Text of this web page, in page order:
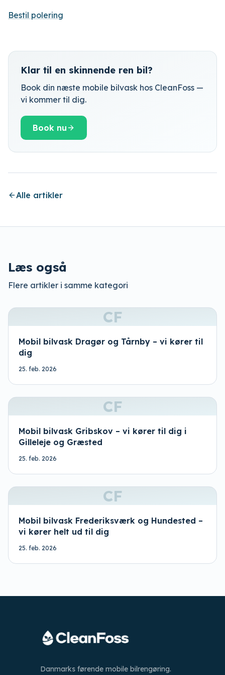
Bestil polering
Klar til en skinnende ren bil?
Book din næste mobile bilvask hos CleanFoss —
vi kommer til dig.
Book nu
Alle artikler
Læs også
Flere artikler i samme kategori
CF
Mobil bilvask Dragør og Tårnby – vi kører til
dig
25. feb. 2026
CF
Mobil bilvask Gribskov – vi kører til dig i
Gilleleje og Græsted
25. feb. 2026
CF
Mobil bilvask Frederiksværk og Hundested –
vi kører helt ud til dig
25. feb. 2026
Danmarks førende mobile bilrengøring.